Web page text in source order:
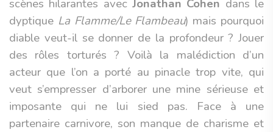
scènes hilarantes avec Jonathan Cohen dans le
dyptique La Flamme/Le Flambeau) mais pourquoi
diable veut-il se donner de la profondeur ? Jouer
des rôles torturés ? Voilà la malédiction d’un
acteur que l’on a porté au pinacle trop vite, qui
veut s’empresser d’arborer une mine sérieuse et
imposante qui ne lui sied pas. Face à une
partenaire carnivore, son manque de charisme et